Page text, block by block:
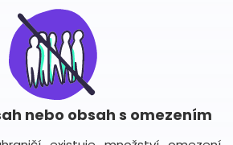
nebo obsah s omezením